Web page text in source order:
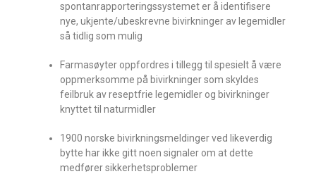
spontanrapporteringssystemet er å identifisere
nye, ukjente/ubeskrevne bivirkninger av legemidler
så tidlig som mulig
Farmasøyter oppfordres i tillegg til spesielt å være
oppmerksomme på bivirkninger som skyldes
feilbruk av reseptfrie legemidler og bivirkninger
knyttet til naturmidler
1900 norske bivirkningsmeldinger ved likeverdig
bytte har ikke gitt noen signaler om at dette
medfører sikkerhetsproblemer